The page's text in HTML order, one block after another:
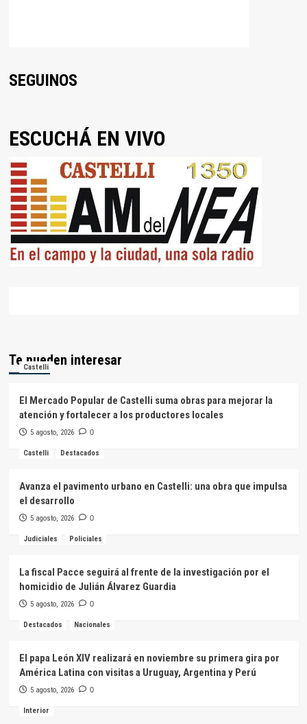
SEGUINOS
ESCUCHÁ EN VIVO
Te pueden interesar
Castelli
El Mercado Popular de Castelli suma obras para mejorar la
atención y fortalecer a los productores locales
5 agosto, 2026 0
Castelli Destacados
Avanza el pavimento urbano en Castelli: una obra que impulsa
el desarrollo
5 agosto, 2026 0
Judiciales Policiales
La fiscal Pacce seguirá al frente de la investigación por el
homicidio de Julián Álvarez Guardia
5 agosto, 2026 0
Destacados Nacionales
El papa León XIV realizará en noviembre su primera gira por
América Latina con visitas a Uruguay, Argentina y Perú
5 agosto, 2026 0
Interior